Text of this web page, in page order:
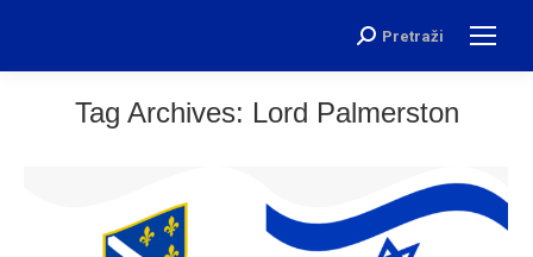
Search:
Pretraži
Tag Archives: Lord Palmerston